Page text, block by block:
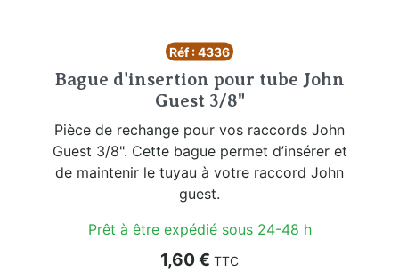
Réf : 4336
Bague d'insertion pour tube John
Guest 3/8"
Pièce de rechange pour vos raccords John
Guest 3/8". Cette bague permet d’insérer et
de maintenir le tuyau à votre raccord John
guest.
Prêt à être expédié sous 24-48 h
Prix
1,60 € TTC